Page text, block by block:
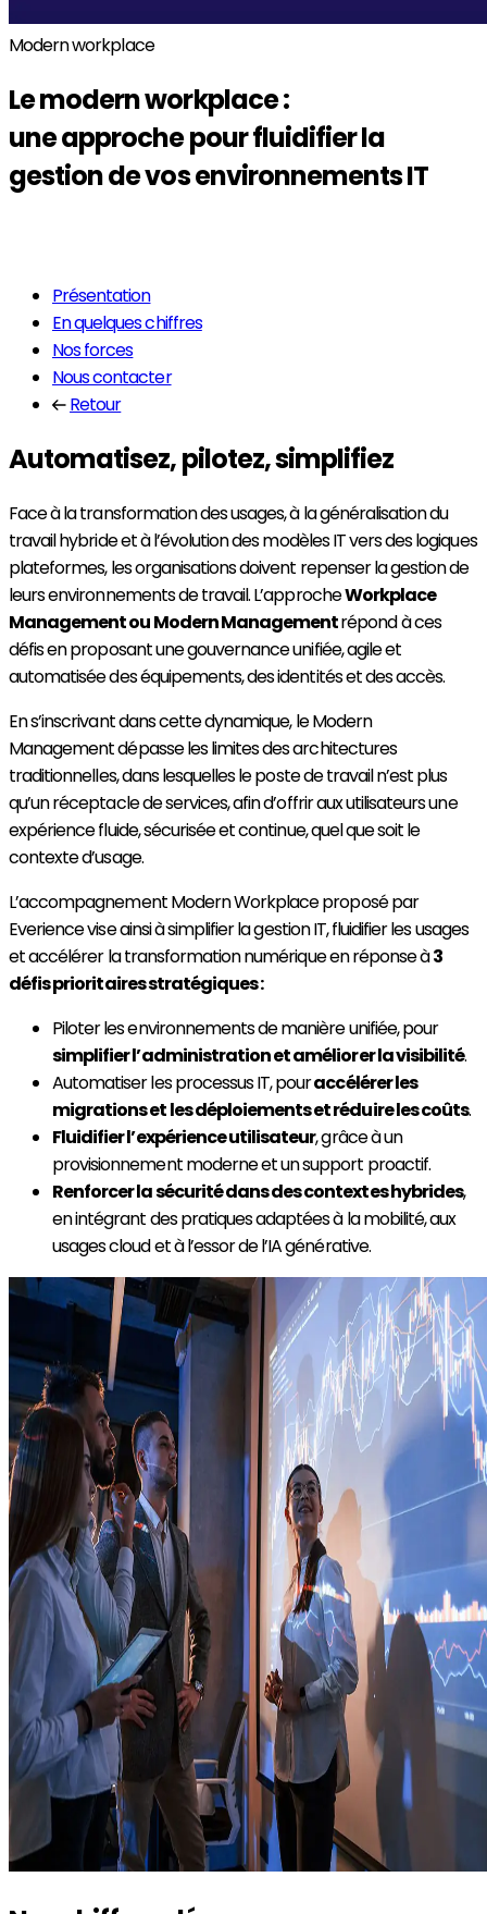
Modern workplace
Lemodern workplace:
une approche pour fluidifier la
gestion de vos environnements IT
Présentation
En quelques chiffres
Nos forces
Nous contacter
Retour
Automatisez, pilotez, simplifiez
Face à la transformation des usages, à la généralisation du
travail hybride et à l’évolution des modèles IT vers des logiques
plateformes, les organisations doivent repenser la gestion de
leurs environnements de travail. L’approcheWorkplace
Management ou Modern Managementrépond à ces
défis en proposant une gouvernance unifiée, agile et
automatisée des équipements, des identités et des accès.
En s’inscrivant dans cette dynamique, le Modern
Management dépasse les limites des architectures
traditionnelles, dans lesquelles le poste de travail n’est plus
qu’un réceptacle de services, afin d’offrir aux utilisateurs une
expérience fluide, sécurisée et continue, quel que soit le
contexte d’usage.
L’accompagnement Modern Workplace proposé par
Everience vise ainsi à simplifier la gestion IT, fluidifier les usages
et accélérer la transformation numérique en réponse à3
défis prioritaires stratégiques :
Piloter les environnements de manière unifiée, pour
simplifier l’administration et améliorer la visibilité.
Automatiser les processus IT, pouraccélérer les
migrations et les déploiements et réduire les coûts.
Fluidifier l’expérience utilisateur, grâce à un
provisionnement moderne et un support proactif.
Renforcer la sécurité dans des contextes hybrides,
en intégrant des pratiques adaptées à la mobilité, aux
usages cloud et à l’essor de l’IA générative.